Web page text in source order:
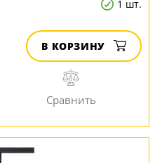
1 шт.
В КОРЗИНУ